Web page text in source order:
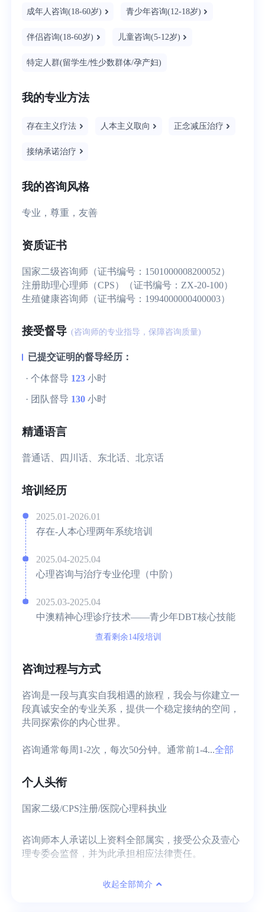
成年人咨询(18-60岁) 青少年咨询(12-18岁)
伴侣咨询(18-60岁) 儿童咨询(5-12岁)
特定人群(留学生/性少数群体/孕产妇)
我的专业方法
存在主义疗法 人本主义取向 正念减压治疗
接纳承诺治疗
我的咨询风格
专业，尊重，友善
资质证书
国家二级咨询师（证书编号：1501000008200052）
注册助理心理师（CPS）（证书编号：ZX-20-100）
生殖健康咨询师（证书编号：1994000000400003）
接受督导 (咨询师的专业指导，保障咨询质量)
已提交证明的督导经历：
· 个体督导 123小时
· 团队督导 130小时
精通语言
普通话、四川话、东北话、北京话
培训经历
2025.01-2026.01
存在-人本心理两年系统培训
2025.04-2025.04
心理咨询与治疗专业伦理（中阶）
2025.03-2025.04
中澳精神心理诊疗技术——青少年DBT核心技能
查看剩余14段培训
咨询过程与方式
咨询是一段与真实自我相遇的旅程，我会与你建立一
段真诚安全的专业关系，提供一个稳定接纳的空间，
共同探索你的内心世界。
咨询通常每周1-2次，每次50分钟。通常前1-4...全部
个人头衔
国家二级/CPS注册/医院心理科执业
咨询师本人承诺以上资料全部属实，接受公众及壹心
理专委会监督，并为此承担相应法律责任。
收起全部简介